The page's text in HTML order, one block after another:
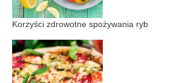
Korzyści zdrowotne spożywania ryb